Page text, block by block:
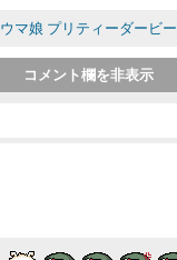
ウマ娘 プリティーダービー
コメント欄を非表示